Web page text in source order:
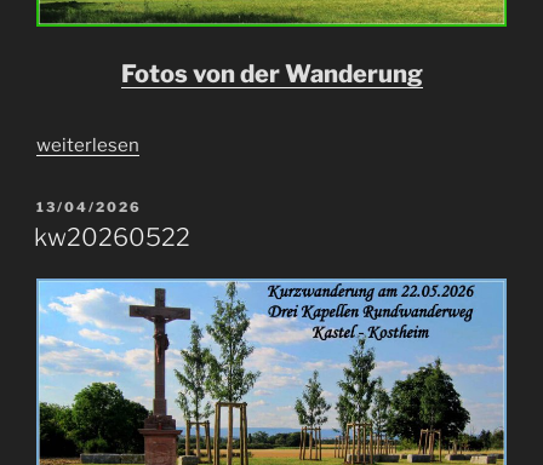
Fotos von der Wanderung
„w20260613“
weiterlesen
VERÖFFENTLICHT
AM
13/04/2026
kw20260522